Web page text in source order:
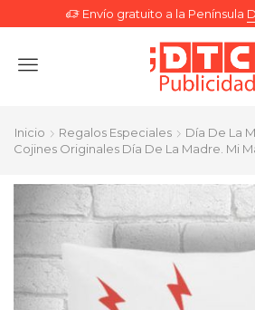
Envío gratuito a la Península
Menu
Inicio Regalos Especiales
Día De La
Cojines Originales Día De La Madre. Mi